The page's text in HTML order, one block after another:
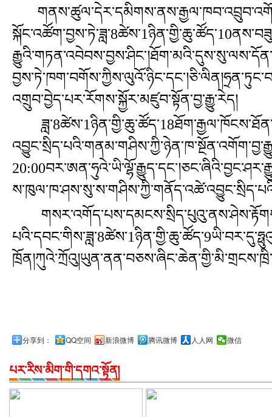
འགྲུབ་བྱེད་པར་རོགས་སྐྱོར་མཛུབ་སྟོན་བྱ་རྒྱུ་རེད།
分享到： QQ空间 新浪微博 腾讯微博 人人网 微信
པར་རིས་མིག་གི་དགའ་སྟོན།